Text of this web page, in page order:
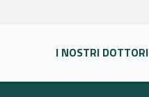
I NOSTRI DOTTORI